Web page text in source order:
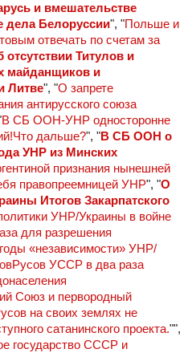
и вмешательстве
дела Белоруссии", "Польше и
отвечать по счетам за
отсутствии Титулов и
майданщиков и
Литве", "О запрете
антирусского союза
В СБ ООН-УНР односторонне
дальше?", "В СБ ООН о
УНР из Минских
признания нынешней
правопреемницей УНР", "О
Итогов Закарпатского
УНР/Украины в войне
для разрешения
«независимости» УНР/
УССР в два раза
Союз и первородный
на своих землях не
сатанинского проекта."",
государство СССР и